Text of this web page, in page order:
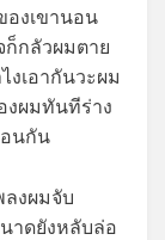
องเขานอน
ก็กลัวผมตาย
งเอากันวะผม
งผมทันทีร่าง
นกัน
ลงผมจับ
าดยังหลับล่อ